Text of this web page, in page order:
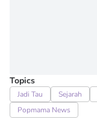
Topics
Jadi Tau Sejarah
Popmama News